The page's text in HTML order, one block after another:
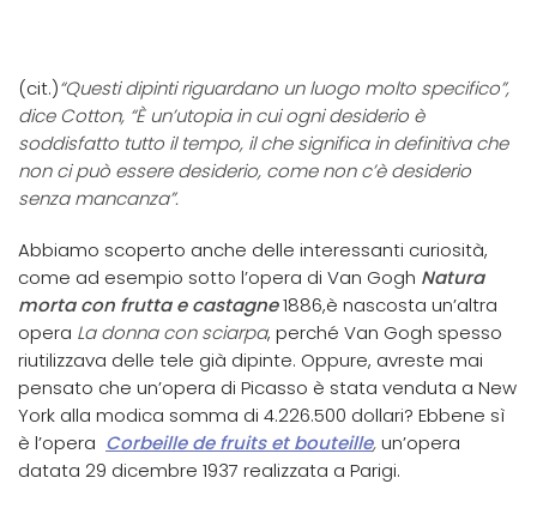
(cit.)“Questi dipinti riguardano un luogo molto specifico”,
dice Cotton, “È un’utopia in cui ogni desiderio è
soddisfatto tutto il tempo, il che significa in definitiva che
non ci può essere desiderio, come non c’è desiderio
senza mancanza”.
Abbiamo scoperto anche delle interessanti curiosità,
come ad esempio sotto l’opera di Van Gogh Natura
morta con frutta e castagne1886,è nascosta un’altra
opera La donna con sciarpa, perché Van Gogh spesso
riutilizzava delle tele già dipinte. Oppure, avreste mai
pensato che un’opera di Picasso è stata venduta a New
York alla modica somma di 4.226.500 dollari? Ebbene sì
è l’opera Corbeille de fruits et bouteille,un’opera
datata 29 dicembre 1937 realizzata a Parigi.